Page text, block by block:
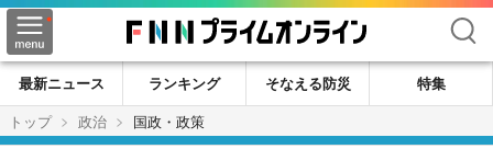
検索
最新ニュース ランキング そなえる防災
特集
トップ
政治 国政・政策